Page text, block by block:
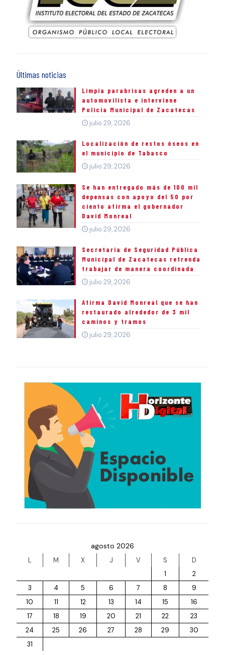
Últimas noticias
Limpia parabrisas agreden a un
automovilista e interviene
Policía Municipal de Zacatecas
julio 29, 2026
Localización de restos óseos en
el municipio de Tabasco
julio 29, 2026
Se han entregado más de 100 mil
depensas con apoyo del 50 por
ciento afirma el gobernador
David Monreal
julio 29, 2026
Secretaría de Seguridad Pública
Municipal de Zacatecas refrenda
trabajar de manera coordinada
julio 29, 2026
Afirma David Monreal que se han
restaurado alrededor de 3 mil
caminos y tramos
julio 29, 2026
agosto 2026
L M X J V S
D
1
2
3
4 5 6 7 8
9
10
11 12 13 14 15
16
17
18 19 20 21 22
23
24
25 26 27 28 29
30
31